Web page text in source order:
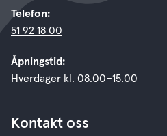
Telefon:
51 92 18 00
Åpningstid:
Hverdager kl. 08.00–15.00
Kontakt oss